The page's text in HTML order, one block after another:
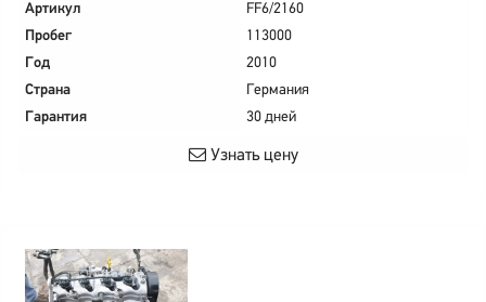
Артикул
FF6/2160
Пробег
113000
Год
2010
Страна
Германия
Гарантия
30 дней
Узнать цену